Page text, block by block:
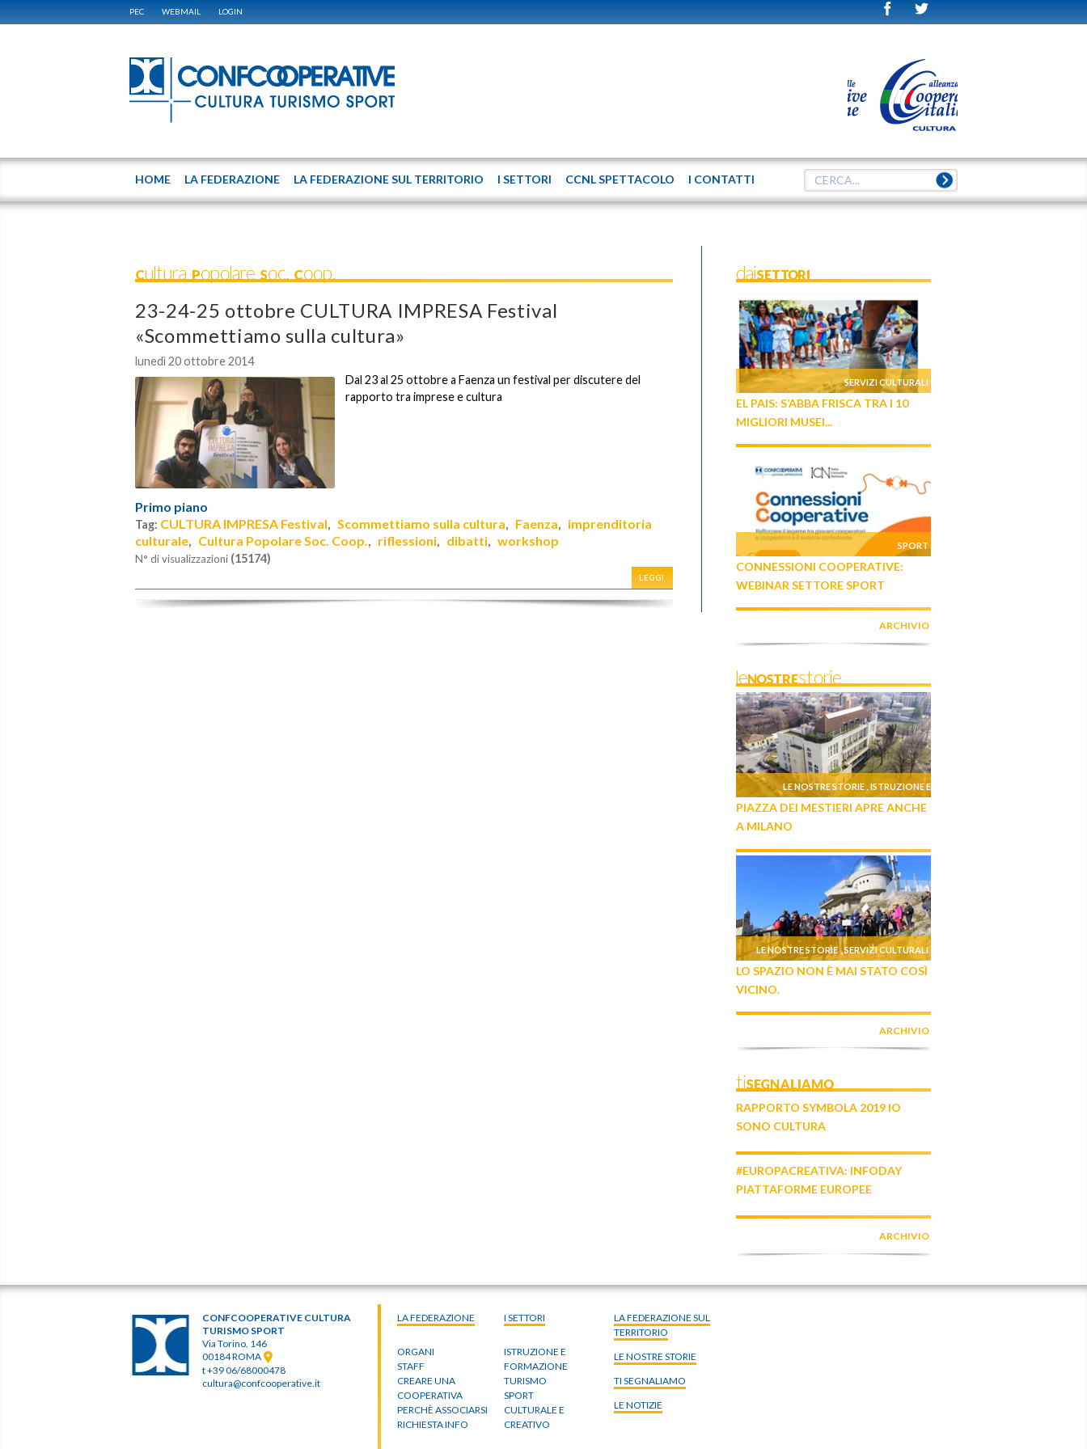
PEC WEBMAIL LOGIN
HOME LA FEDERAZIONE LA FEDERAZIONE SUL TERRITORIO I SETTORI CCNL SPETTACOLO I CONTATTI
Cultura Popolare Soc. Coop.
23-24-25 ottobre CULTURA IMPRESA Festival
«Scommettiamo sulla cultura»
lunedì 20 ottobre 2014
Dal 23 al 25 ottobre a Faenza un festival per discutere del
rapporto tra imprese e cultura
Primo piano
Tag: CULTURA IMPRESA Festival,Scommettiamo sulla cultura, Faenza, imprenditoria
culturale, Cultura Popolare Soc. Coop., riflessioni, dibatti,workshop
N° di visualizzazioni (15174)
LEGGI
daiSETTORI
SERVIZI CULTURALI
EL PAIS: S’ABBA FRISCA TRA I 10
MIGLIORI MUSEI...
SPORT
CONNESSIONI COOPERATIVE:
WEBINAR SETTORE SPORT
ARCHIVIO
leNOSTREstorie
LE NOSTRE STORIE ISTRUZIONE E
FORMAZIONE
PIAZZA DEI MESTIERI APRE ANCHE
A MILANO
LE NOSTRE STORIE ,SERVIZI CULTURALI
LO SPAZIO NON È MAI STATO COSÌ
VICINO.
ARCHIVIO
tiSEGNALIAMO
RAPPORTO SYMBOLA 2019 IO
SONO CULTURA
#EUROPACREATIVA: INFODAY
PIATTAFORME EUROPEE
ARCHIVIO
LA FEDERAZIONE
ORGANI
STAFF
CREARE UNA
COOPERATIVA
PERCHÈ ASSOCIARSI
RICHIESTA INFO
LA FEDERAZIONE SUL
TERRITORIO
I SETTORI
ISTRUZIONE E
FORMAZIONE
TURISMO
SPORT
CULTURALE E
CREATIVO
LE NOSTRE STORIE
TI SEGNALIAMO
LE NOTIZIE
CONFCOOPERATIVE CULTURA
TURISMO SPORT
Via Torino, 146
00184 ROMA
t +39 06/68000478
cultura@confcooperative.it